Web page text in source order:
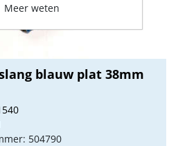
blauw plat 38mm
504790
Meer weten